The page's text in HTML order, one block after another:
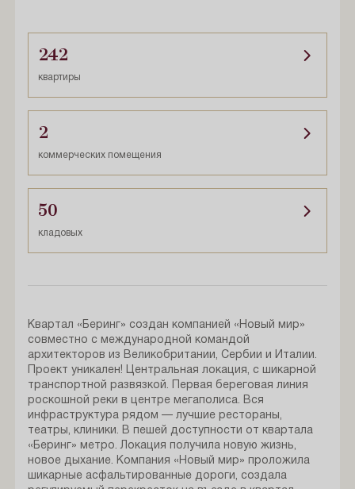
242
квартиры
2
коммерческих помещения
50
кладовых
Квартал «Беринг» создан компанией «Новый мир»
совместно с международной командой
архитекторов из Великобритании, Сербии и Италии.
Проект уникален! Центральная локация, с шикарной
транспортной развязкой. Первая береговая линия
роскошной реки в центре мегаполиса. Вся
инфраструктура рядом — лучшие рестораны,
театры, клиники. В пешей доступности от квартала
«Беринг» метро. Локация получила новую жизнь,
новое дыхание. Компания «Новый мир» проложила
шикарные асфальтированные дороги, создала